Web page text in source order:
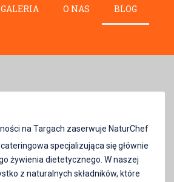
GALERIA O NAS BLOG
na Targach zaserwuje NaturChef
specjalizująca się głównie
żywienia dietetycznego. W naszej
z naturalnych składników, które